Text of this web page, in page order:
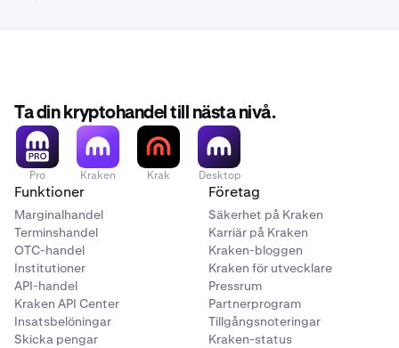
Ta din kryptohandel till nästa nivå.
Pro Kraken Krak Desktop
Funktioner
Marginalhandel
Terminshandel
OTC-handel
Institutioner
API-handel
Kraken API Center
Insatsbelöningar
Skicka pengar
Företag
Säkerhet på Kraken
Karriär på Kraken
Kraken-bloggen
Kraken för utvecklare
Pressrum
Partnerprogram
Tillgångsnoteringar
Kraken-status